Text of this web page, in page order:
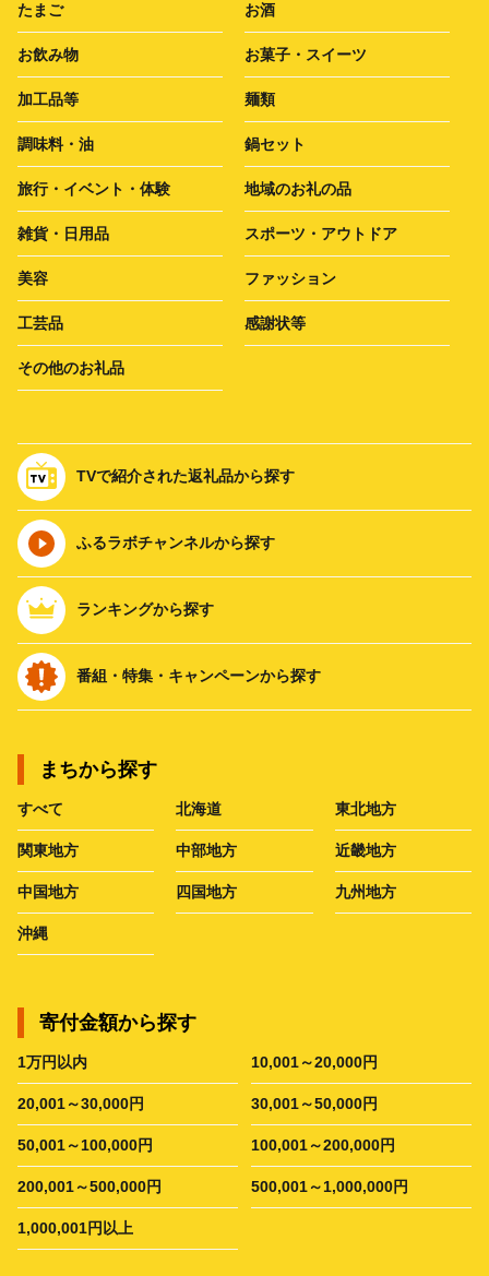
たまご お酒
お飲み物 お菓子・スイーツ
加工品等 麺類
調味料・油 鍋セット
旅行・イベント・体験 地域のお礼の品
雑貨・日用品 スポーツ・アウトドア
美容 ファッション
工芸品 感謝状等
その他のお礼品
TVで紹介された返礼品から探す
ふるラボチャンネルから探す
ランキングから探す
番組・特集・キャンペーンから探す
まちから探す
すべて 北海道 東北地方
関東地方 中部地方 近畿地方
中国地方 四国地方 九州地方
沖縄
寄付金額から探す
1万円以内 10,001～20,000円
20,001～30,000円 30,001～50,000円
50,001～100,000円 100,001～200,000円
200,001～500,000円 500,001～1,000,000円
1,000,001円以上